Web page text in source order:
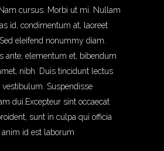
cursus. Morbi ut mi. Nullam
id, condimentum at, laoreet
eleifend nonummy diam.
ante, elementum et, bibendum
nibh. Duis tincidunt lectus
Suspendisse
dui.Excepteur sint occaecat
sunt in culpa qui officia
id est laborum